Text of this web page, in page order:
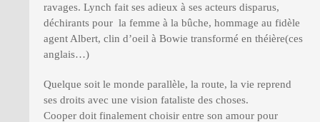
ravages. Lynch fait ses adieux à ses acteurs disparus,
déchirants pour la femme à la bûche, hommage au fidèle
agent Albert, clin d’oeil à Bowie transformé en théière(ces
anglais…)
Quelque soit le monde parallèle, la route, la vie reprend
ses droits avec une vision fataliste des choses.
Cooper doit finalement choisir entre son amour pour